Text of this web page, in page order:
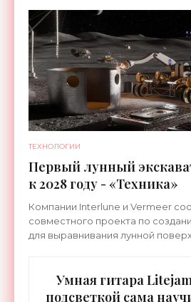
ракетные
ТЕХНОЛОГИИ
Первый лунный
к 2028 году - «Техника»
Компании Interlune и Vermeer
совместного проекта по
для выравнивания лунной
Умная гитара
подсветкой сама